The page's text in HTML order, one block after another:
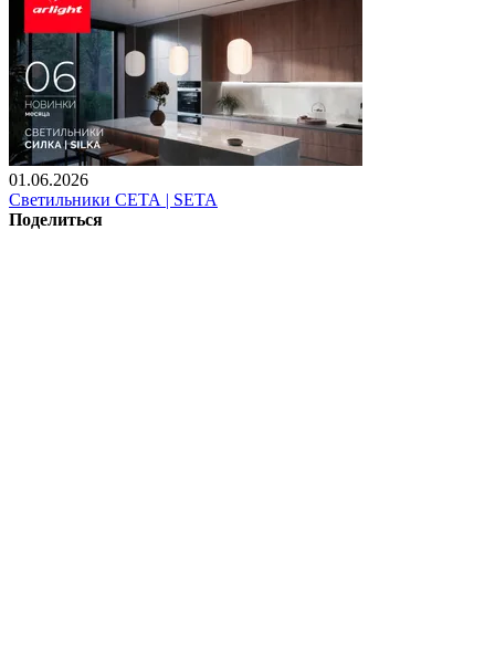
01.06.2026
Светильники СЕТА | SETA
Поделиться